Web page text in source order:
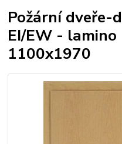
Požární dveře-
EI/EW - lamino
1100x1970